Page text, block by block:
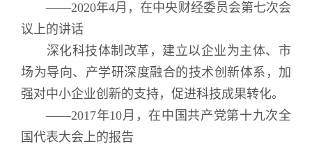
——2020年4月，在中央财经委员会第七次会
议上的讲话
深化科技体制改革，建立以企业为主体、市
场为导向、产学研深度融合的技术创新体系，加
强对中小企业创新的支持，促进科技成果转化。
——2017年10月，在中国共产党第十九次全
国代表大会上的报告